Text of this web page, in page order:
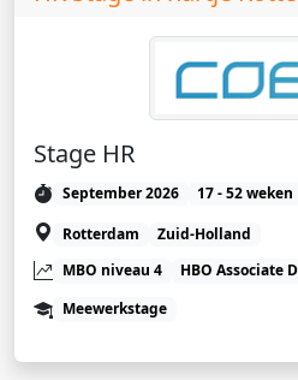
Stage HR
September 2026 17 - 52 weken
Rotterdam
Zuid-Holland
MBO niveau 4
HBO Associate
Meewerkstage